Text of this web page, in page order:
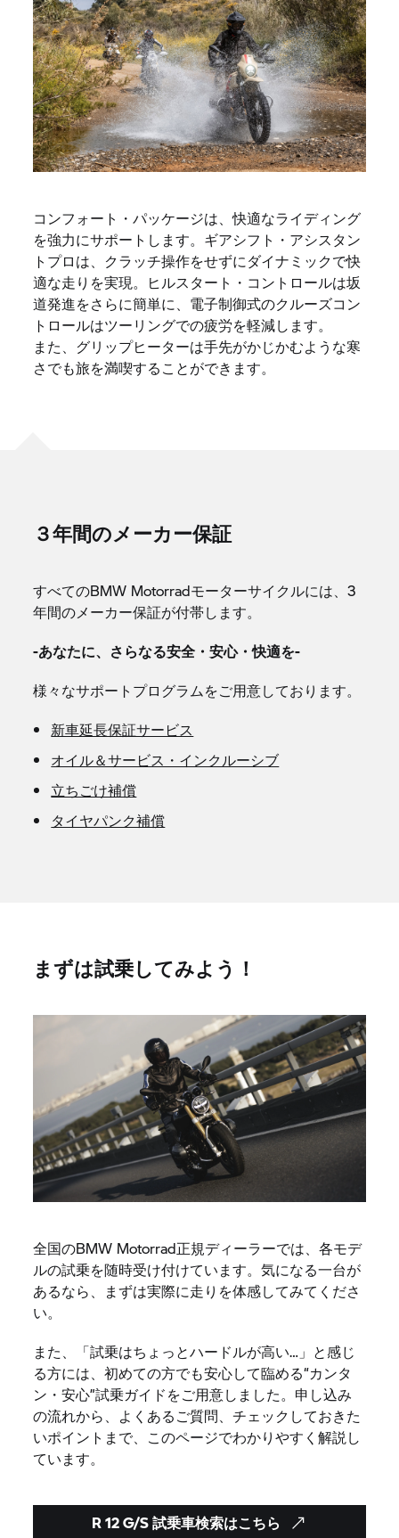
コンフォート・パッケージは、快適なライディング
を強力にサポートします。ギアシフト・アシスタン
トプロは、クラッチ操作をせずにダイナミックで快
適な走りを実現。ヒルスタート・コントロールは坂
道発進をさらに簡単に、電子制御式のクルーズコン
トロールはツーリングでの疲労を軽減します。
また、グリップヒーターは手先がかじかむような寒
さでも旅を満喫することができます。
３年間のメーカー保証
すべてのBMW Motorradモーターサイクルには、3
年間のメーカー保証が付帯します。
-あなたに、さらなる安全・安心・快適を-
様々なサポートプログラムをご用意しております。
新車延長保証サービス
オイル＆サービス・インクルーシブ
立ちごけ補償
タイヤパンク補償
まずは試乗してみよう！
全国のBMW Motorrad正規ディーラーでは、各モデ
ルの試乗を随時受け付けています。気になる一台が
あるなら、まずは実際に走りを体感してみてくださ
い。
また、「試乗はちょっとハードルが高い…」と感じ
る方には、初めての方でも安心して臨める“カンタ
ン・安心”試乗ガイドをご用意しました。申し込み
の流れから、よくあるご質問、チェックしておきた
いポイントまで、このページでわかりやすく解説し
ています。
R 12 G/S 試乗車検索はこちら